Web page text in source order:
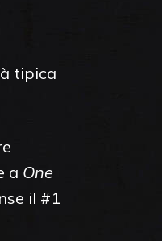
tipica
a One
il #1